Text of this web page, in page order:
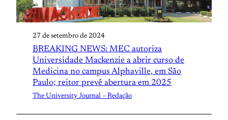
27 de setembro de 2024
BREAKING NEWS: MEC autoriza
Universidade Mackenzie a abrir curso de
Medicina no campus Alphaville, em São
Paulo; reitor prevê abertura em 2025
The University Journal – Redação